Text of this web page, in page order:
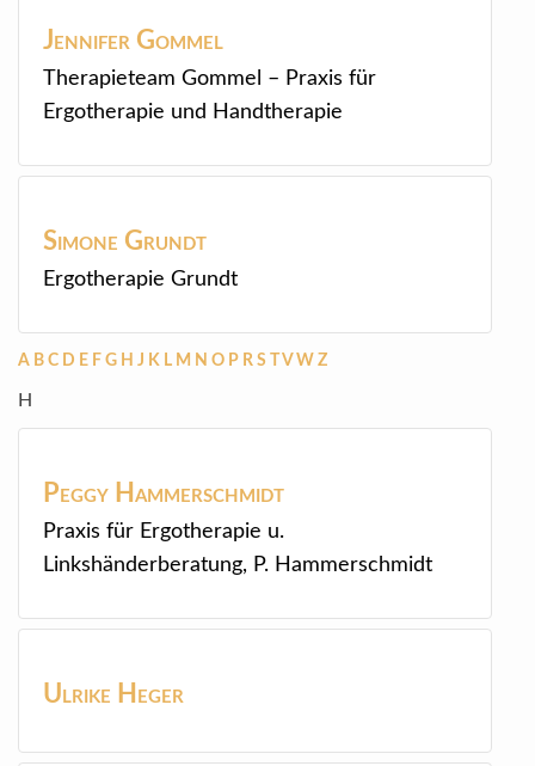
Jennifer Gommel
Therapieteam Gommel – Praxis für
Ergotherapie und Handtherapie
Simone Grundt
Ergotherapie Grundt
A B C D E F G H J K L M N O P R S V W Z
H
Peggy Hammerschmidt
Praxis für Ergotherapie u.
Linkshänderberatung, P. Hammerschmidt
Ulrike Heger